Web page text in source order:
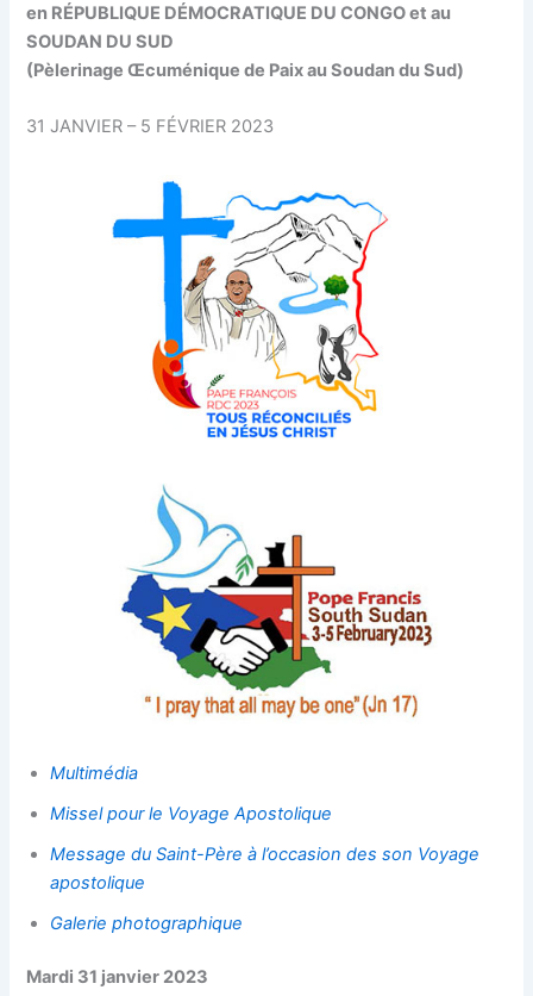
en RÉPUBLIQUE DÉMOCRATIQUE DU CONGO et au
SOUDAN DU SUD
(Pèlerinage Œcuménique de Paix au Soudan du Sud)
31 JANVIER – 5 FÉVRIER 2023
Multimédia
Missel pour le Voyage Apostolique
Message du Saint-Père à l’occasion des son Voyage
apostolique
Galerie photographique
Mardi 31 janvier 2023